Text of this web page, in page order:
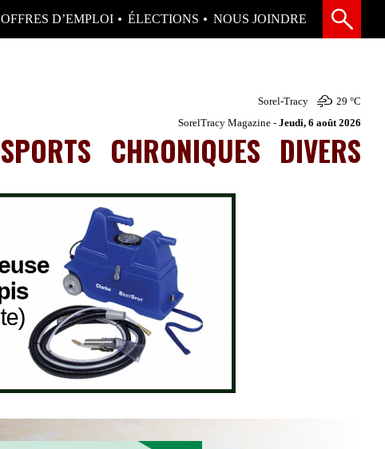
OFFRES D’EMPLOI ÉLECTIONS NOUS JOINDRE
Sorel-Tracy 29 °C
SorelTracy Magazine - Jeudi, 6 août 2026
SPORTS CHRONIQUES DIVERS